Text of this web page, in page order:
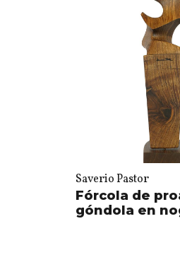
Saverio Pastor
Fórcola de
góndola en